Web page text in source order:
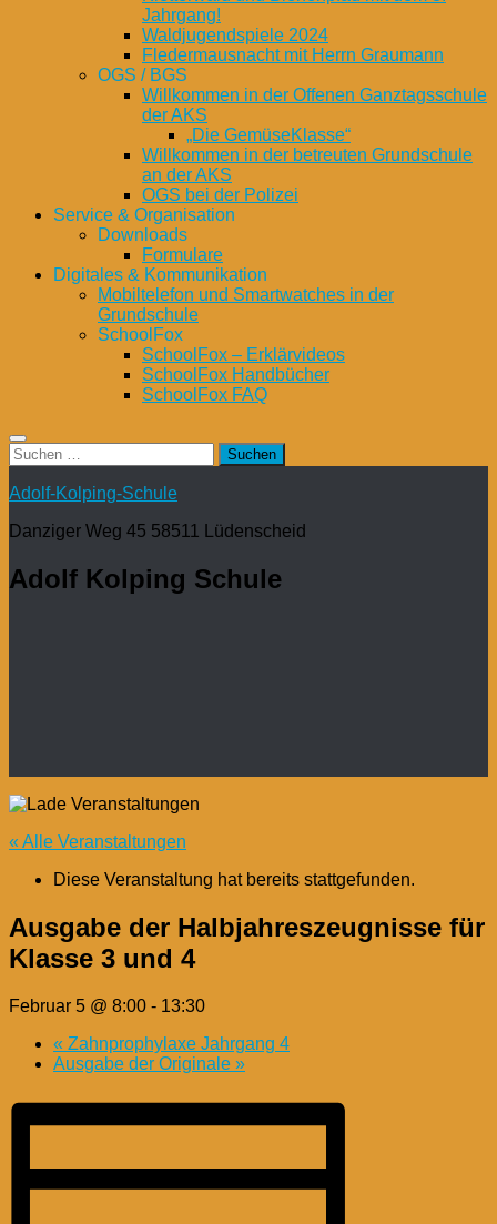
Jahrgang!
Waldjugendspiele 2024
Fledermausnacht mit Herrn Graumann
OGS / BGS
Willkommen in der Offenen Ganztagsschule
der AKS
„Die GemüseKlasse“
Willkommen in der betreuten Grundschule
an der AKS
OGS bei der Polizei
Service & Organisation
Downloads
Formulare
Digitales & Kommunikation
Mobiltelefon und Smartwatches in der
Grundschule
SchoolFox
SchoolFox – Erklärvideos
SchoolFox Handbücher
SchoolFox FAQ
Suchen
nach:
Adolf-Kolping-Schule
Danziger Weg 45 58511 Lüdenscheid
Adolf Kolping Schule
« Alle Veranstaltungen
Diese Veranstaltung hat bereits stattgefunden.
Ausgabe der Halbjahreszeugnisse für
Klasse 3 und 4
Februar 5 @ 8:00 - 13:30
« Zahnprophylaxe Jahrgang 4
Ausgabe der Originale »